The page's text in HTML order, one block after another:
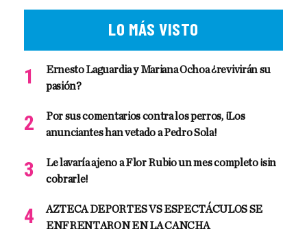
LO MÁS VISTO
Ernesto Laguardia y Mariana Ochoa ¿revivirán su
pasión?
Por sus comentarios contra los perros, ¡Los
anunciantes han vetado a Pedro Sola!
Le lavaría ajeno a Flor Rubio un mes completo ¡sin
cobrarle!
AZTECA DEPORTES VS ESPECTÁCULOS SE
ENFRENTARON EN LA CANCHA